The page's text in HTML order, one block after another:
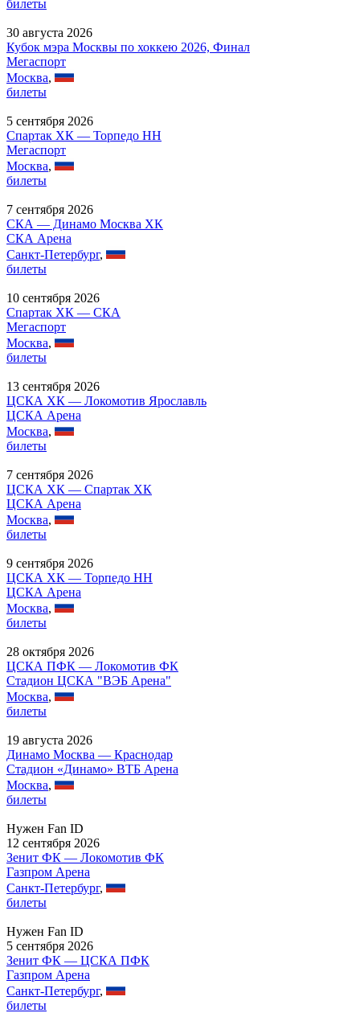
билеты
30 августа 2026
Кубок мэра Москвы по хоккею 2026, Финал
Мегаспорт
Москва,
билеты
5 сентября 2026
Спартак ХК — Торпедо НН
Мегаспорт
Москва,
билеты
7 сентября 2026
СКА — Динамо Москва ХК
СКА Арена
Санкт-Петербург,
билеты
10 сентября 2026
Спартак ХК — СКА
Мегаспорт
Москва,
билеты
13 сентября 2026
ЦСКА ХК — Локомотив Ярославль
ЦСКА Арена
Москва,
билеты
7 сентября 2026
ЦСКА ХК — Спартак ХК
ЦСКА Арена
Москва,
билеты
9 сентября 2026
ЦСКА ХК — Торпедо НН
ЦСКА Арена
Москва,
билеты
28 октября 2026
ЦСКА ПФК — Локомотив ФК
Стадион ЦСКА "ВЭБ Арена"
Москва,
билеты
19 августа 2026
Динамо Москва — Краснодар
Стадион «Динамо» ВТБ Арена
Москва,
билеты
Нужен Fan ID
12 сентября 2026
Зенит ФК — Локомотив ФК
Газпром Арена
Санкт-Петербург,
билеты
Нужен Fan ID
5 сентября 2026
Зенит ФК — ЦСКА ПФК
Газпром Арена
Санкт-Петербург,
билеты